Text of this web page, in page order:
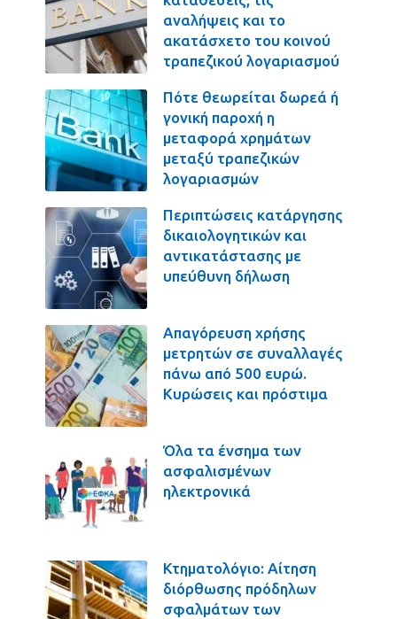
αναλήψεις και το
ακατάσχετο του κοινού
τραπεζικού λογαριασμού
Πότε θεωρείται δωρεά ή
γονική παροχή η
μεταφορά χρημάτων
μεταξύ τραπεζικών
λογαριασμών
Περιπτώσεις κατάργησης
δικαιολογητικών και
αντικατάστασης με
υπεύθυνη δήλωση
Απαγόρευση χρήσης
μετρητών σε συναλλαγές
πάνω από 500 ευρώ.
Κυρώσεις και πρόστιμα
Όλα τα ένσημα των
ασφαλισμένων
ηλεκτρονικά
Κτηματολόγιο: Αίτηση
διόρθωσης πρόδηλων
σφαλμάτων των